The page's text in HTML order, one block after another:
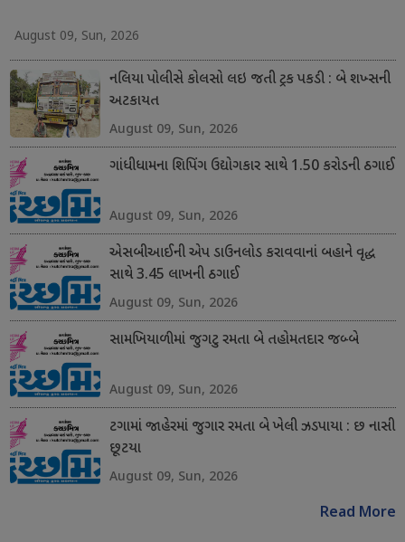
August 09, Sun, 2026
નલિયા પોલીસે કોલસો લઇ જતી ટ્રક પકડી : બે શખ્સની
અટકાયત
August 09, Sun, 2026
ગાંધીધામના શિપિંગ ઉદ્યોગકાર સાથે 1.50 કરોડની ઠગાઈ
August 09, Sun, 2026
એસબીઆઈની એપ ડાઉનલોડ કરાવવાનાં બહાને વૃદ્ધ
સાથે 3.45 લાખની ઠગાઈ
August 09, Sun, 2026
સામખિયાળીમાં જુગટુ રમતા બે તહોમતદાર જબ્બે
August 09, Sun, 2026
ટગામાં જાહેરમાં જુગાર રમતા બે ખેલી ઝડપાયા : છ નાસી
છૂટયા
August 09, Sun, 2026
Read More